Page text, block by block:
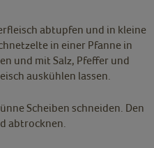
abtupfen und in kleine
in einer Pfanne in
und mit Salz, Pfeffer und
auskühlen lassen.
Scheiben schneiden. Den
abtrocknen.